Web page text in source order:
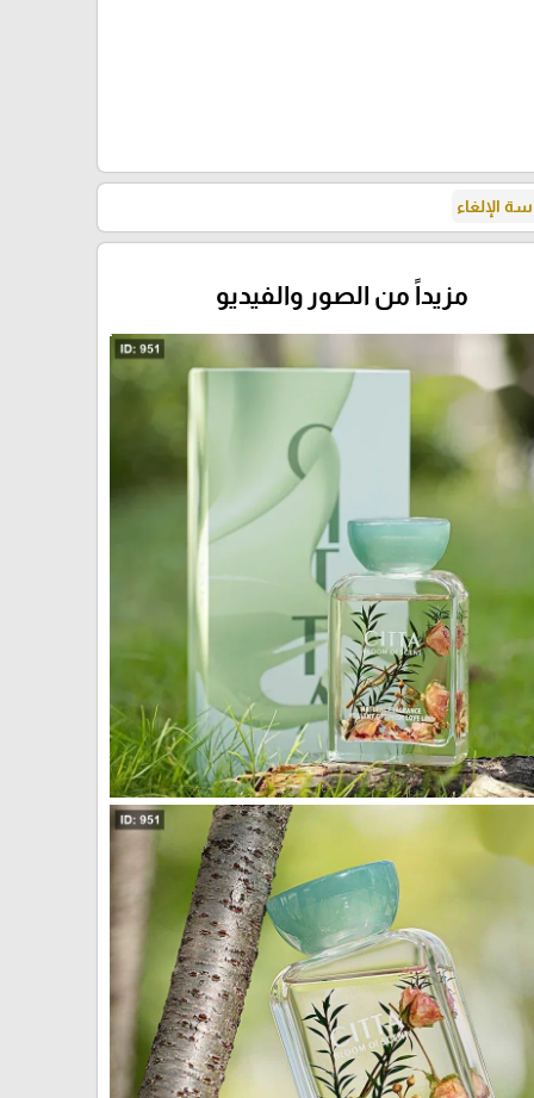
الإلغاء
مزيداً من الصور والفيديو